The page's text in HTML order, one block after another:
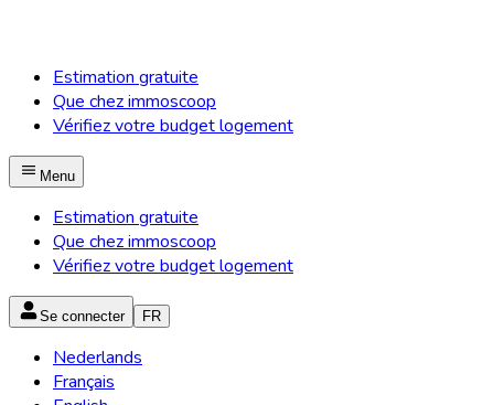
Estimation gratuite
Que chez immoscoop
Vérifiez votre budget logement
Menu
Estimation gratuite
Que chez immoscoop
Vérifiez votre budget logement
Se connecter FR
Nederlands
Français